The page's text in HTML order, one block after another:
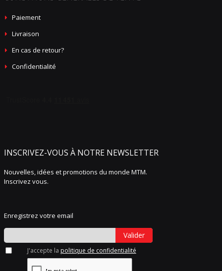
Paiement
Livraison
En cas de retour?
Confidentialité
INSCRIVEZ-VOUS À NOTRE NEWSLETTER
Nouvelles, idées et promotions du monde MTM.
Inscrivez vous.
Enregistrez votre email
Valider
J'accepte la politique de confidentialité